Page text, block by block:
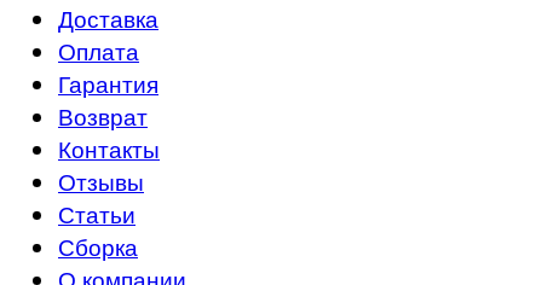
Доставка
Оплата
Гарантия
Возврат
Контакты
Отзывы
Статьи
Сборка
О компании